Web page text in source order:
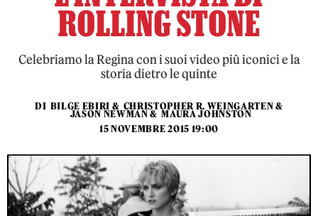
ROLLING STONE
Celebriamo la Regina con i suoi video più iconici e la
storia dietro le quinte
DI BILGE EBIRI & CHRISTOPHER R. WEINGARTEN&
JASON NEWMAN& MAURA JOHNSTON
15 NOVEMBRE 2015 19:00